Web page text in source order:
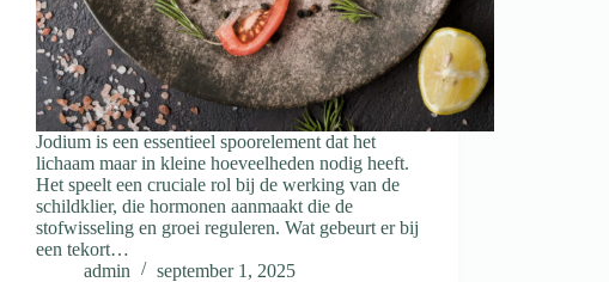
Jodium is een essentieel spoorelement dat het
lichaam maar in kleine hoeveelheden nodig heeft.
Het speelt een cruciale rol bij de werking van de
schildklier, die hormonen aanmaakt die de
stofwisseling en groei reguleren. Wat gebeurt er bij
een tekort…
admin
september 1, 2025